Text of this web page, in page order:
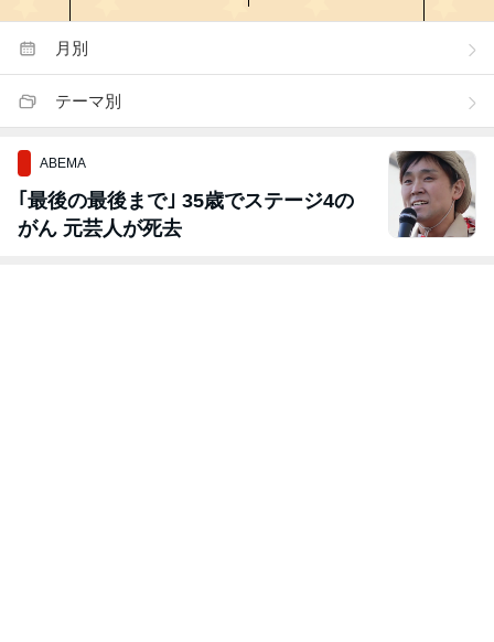
月別
テーマ別
ABEMA
｢最後の最後まで｣ 35歳でステージ4の
がん 元芸人が死去